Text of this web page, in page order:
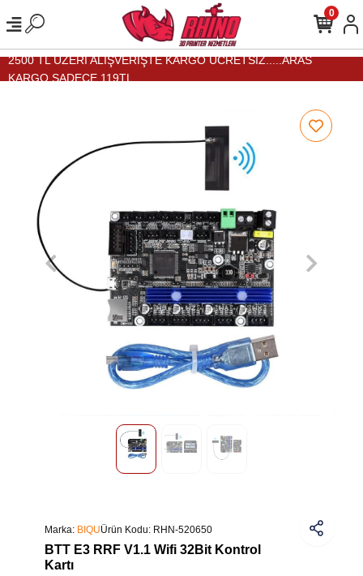
2500 TL ÜZERİ ALIŞVERİŞTE KARGO ÜCRETSİZ.....ARAS
KARGO SADECE 119TL...
0
Marka: BIQUÜrün Kodu: RHN-520650
BTT E3 RRF V1.1 Wifi 32Bit Kontrol
Kartı